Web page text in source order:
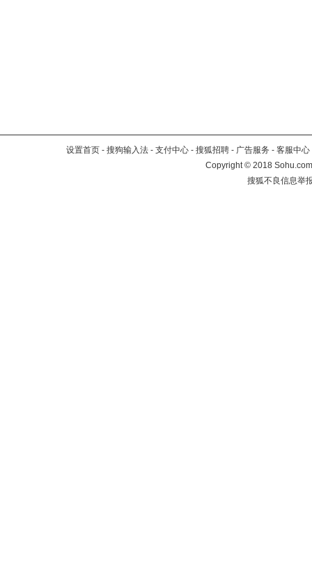
设置首页 - 搜狗输入法 - 支付中心 - 搜狐招聘 - 广告服务 - 客服中心
Copyright©2018
搜狐不良信息举